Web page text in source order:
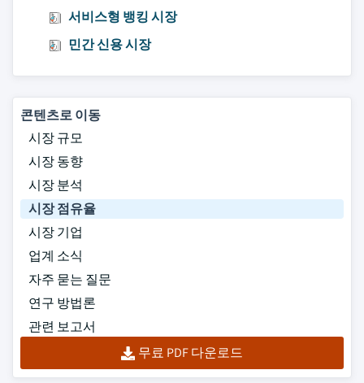
서비스형 뱅킹 시장
민간 신용 시장
콘텐츠로 이동
시장 규모
시장 동향
시장 분석
시장 점유율
시장 기업
업계 소식
자주 묻는 질문
연구 방법론
관련 보고서
무료 PDF 다운로드